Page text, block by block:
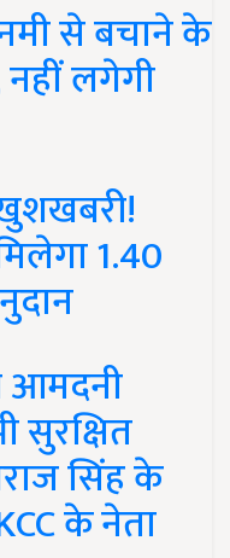
से बचाने के
लगेगी
1.40
आमदनी
सुरक्षित
सिंह के
के नेता